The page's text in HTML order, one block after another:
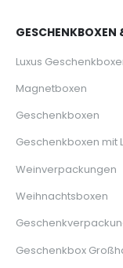
GESCHENKBOXEN
Luxus
Magnetboxen
Geschenkboxen
Geschenkboxen mit
Weinverpackungen
Weihnachtsboxen
Geschenkbox